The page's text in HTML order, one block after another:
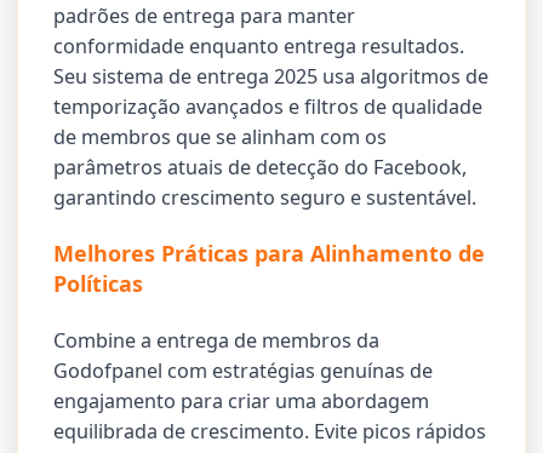
padrões de entrega para manter
conformidade enquanto entrega resultados.
Seu sistema de entrega 2025 usa algoritmos de
temporização avançados e filtros de qualidade
de membros que se alinham com os
parâmetros atuais de detecção do Facebook,
garantindo crescimento seguro e sustentável.
Melhores Práticas para Alinhamento de
Políticas
Combine a entrega de membros da
Godofpanel com estratégias genuínas de
engajamento para criar uma abordagem
equilibrada de crescimento. Evite picos rápidos